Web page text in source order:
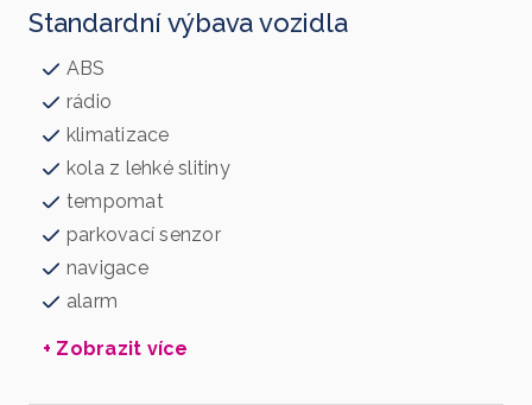
Standardní výbava vozidla
ABS
rádio
klimatizace
kola z lehké slitiny
tempomat
parkovací senzor
navigace
alarm
+ Zobrazit více